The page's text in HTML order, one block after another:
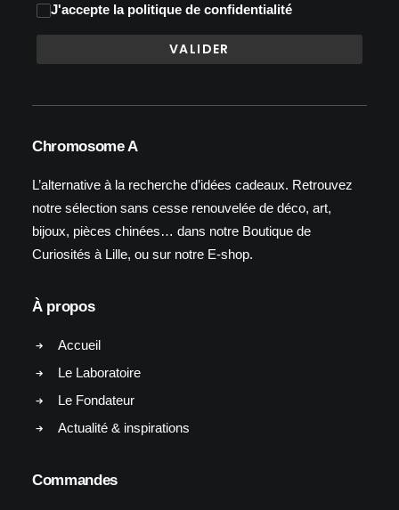
J'accepte la politique de confidentialité
Chromosome A
L’alternative à la recherche d’idées cadeaux. Retrouvez
notre sélection sans cesse renouvelée de déco, art,
bijoux, pièces chinées… dans notre Boutique de
Curiosités à Lille, ou sur notre E-shop.
À propos
Accueil
Le Laboratoire
Le Fondateur
Actualité & inspirations
Commandes